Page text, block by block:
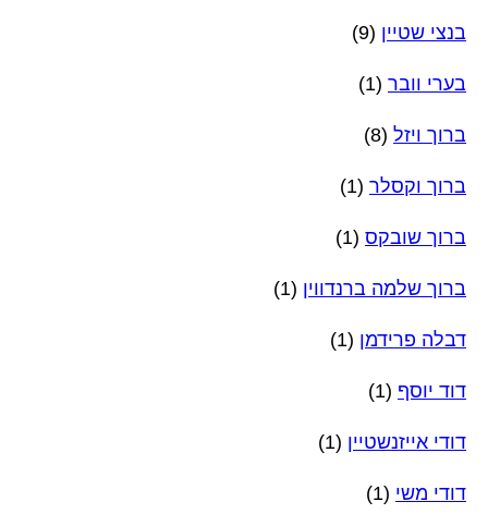
בנצי שטיין (9)
בערי וובר (1)
ברוך ויזל (8)
ברוך וקסלר (1)
ברוך שובקס (1)
ברוך שלמה ברנדווין (1)
דבלה פרידמן (1)
דוד יוסף (1)
דודי אייזנשטיין (1)
דודי משי (1)